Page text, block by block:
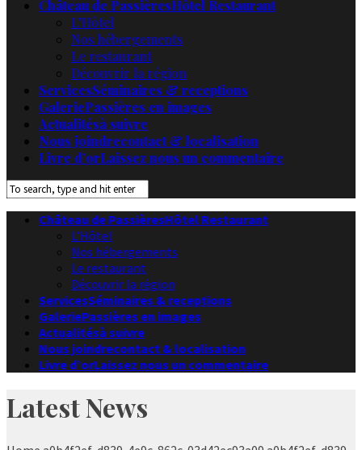
Château de PassièresHôtel Restaurant
L’Hôtel
Nos hébergements
Le restaurant
Découvrir la région
ServicesSéminaires & receptions
GaleriePassières en images
Actualitésà suivre
Nous joindrecontact & localisation
Livre d’orLaissez nous un commentaire
Château de PassièresHôtel Restaurant
L’Hôtel
Nos hébergements
Le restaurant
Découvrir la région
ServicesSéminaires & receptions
GaleriePassières en images
Actualitésà suivre
Nous joindrecontact & localisation
Livre d’orLaissez nous un commentaire
Latest News